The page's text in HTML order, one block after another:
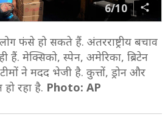
6/10
फंसे हो सकते हैं. अंतरराष्ट्रीय बचाव
हैं. मेक्सिको, स्पेन, अमेरिका, ब्रिटेन
ने मदद भेजी है. कुत्तों, ड्रोन और
रहा है. Photo: AP